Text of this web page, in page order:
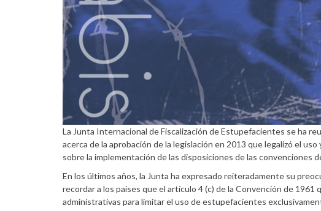
La Junta Internacional de Fiscalización de Estupefacientes se ha
acerca de la aprobación de la legislación en 2013 que legalizó el
sobre la implementación de las disposiciones de las convenciones
En los últimos años, la Junta ha expresado reiteradamente su
recordar a los países que el artículo 4 (c) de la Convención de
administrativas para limitar el uso de estupefacientes